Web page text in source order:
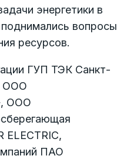
энергетики в
вопросы
ресурсов.
ГУП ТЭК Санкт-
ООО
ООО
ELECTRIC,
ПАО